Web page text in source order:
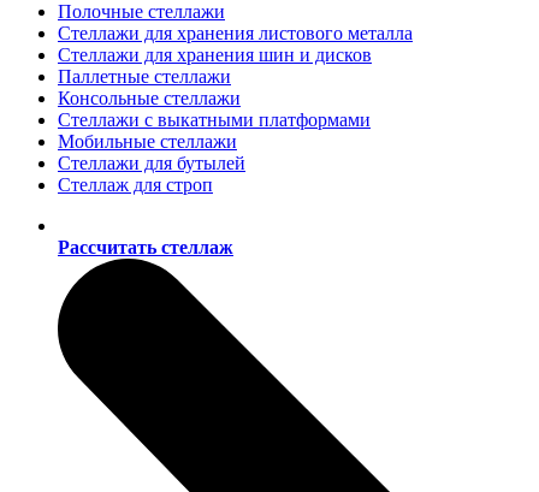
Полочные стеллажи
Стеллажи для хранения листового металла
Стеллажи для хранения шин и дисков
Паллетные стеллажи
Консольные стеллажи
Стеллажи с выкатными платформами
Мобильные стеллажи
Стеллажи для бутылей
Стеллаж для строп
Рассчитать стеллаж